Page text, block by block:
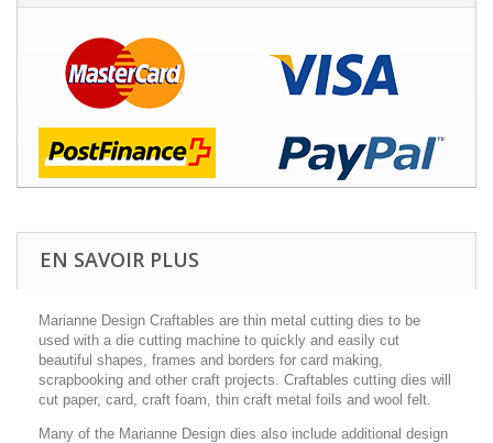
EN SAVOIR PLUS
Marianne Design Craftables are thin metal cutting dies to be
used with a die cutting machine to quickly and easily cut
beautiful shapes, frames and borders for card making,
scrapbooking and other craft projects. Craftables cutting dies will
cut paper, card, craft foam, thin craft metal foils and wool felt.
Many of the Marianne Design dies also include additional design